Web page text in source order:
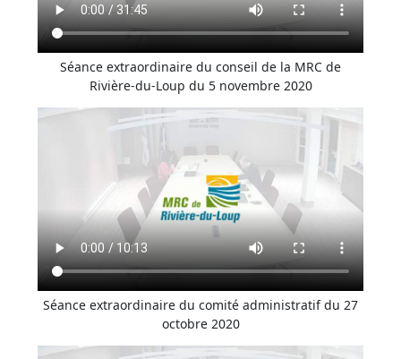
Séance extraordinaire du conseil de la MRC de
Rivière-du-Loup du 5 novembre 2020
Séance extraordinaire du comité administratif du 27
octobre 2020